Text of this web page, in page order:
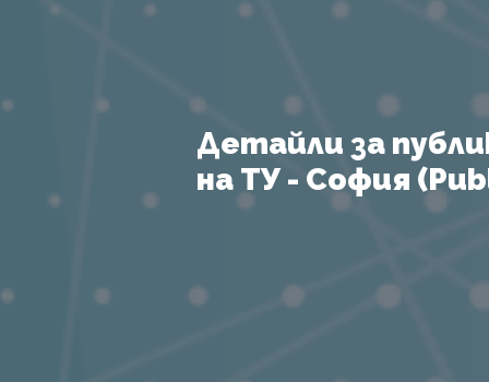
Детайли за
на ТУ - София